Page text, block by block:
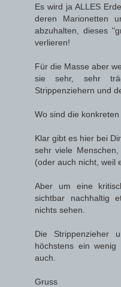
Es wird ja ALLES
deren Marionetten
abzuhalten, dieses
verlieren!
Für die Masse aber
sie sehr, sehr
Strippenziehern und
Wo sind die
Klar gibt es hier bei
sehr viele
(oder auch nicht, weil
Aber um eine
sichtbar nachhaltig
nichts sehen.
Die Strippenzieher
höchstens ein
auch.
Gruss